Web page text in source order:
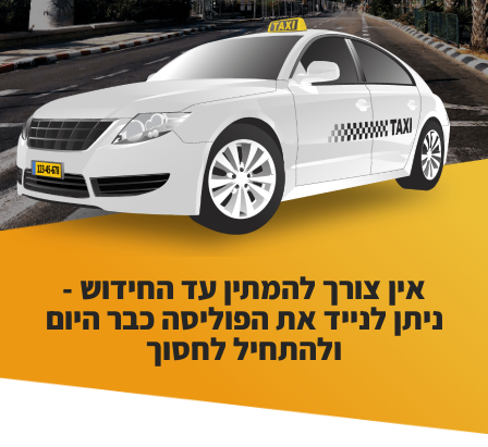
אין צורך להמתין עד החידוש -
ניתן לנייד את הפוליסה כבר היום
ולהתחיל לחסוך